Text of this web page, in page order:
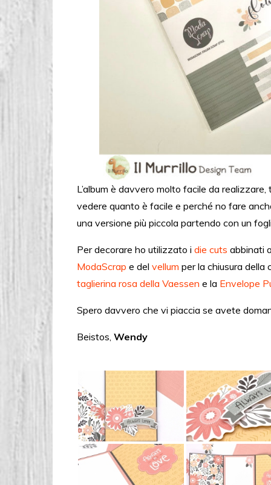
L’album è davvero molto facile da
vedere quanto è facile e perché no fare
una versione più piccola partendo con un
Per decorare ho utilizzato i die cuts abbinati
ModaScrap e del vellum per la chiusura della
taglierina rosa della Vaessen e la Envelope
Spero davvero che vi piaccia se avete
Beistos, Wendy